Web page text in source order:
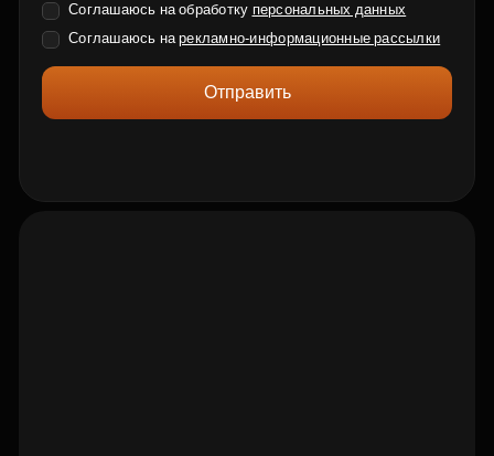
Соглашаюсь на обработку персональных данных
Соглашаюсь нарекламно-информационные рассылки
Отправить